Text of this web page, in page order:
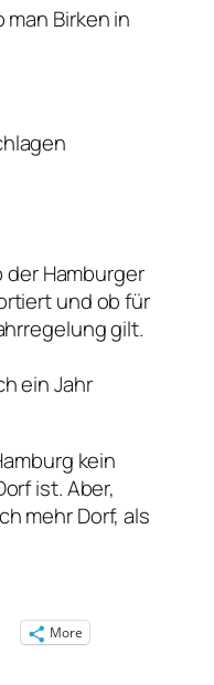
man Birken in
Hamburger
und ob für
gilt.
ein Jahr
kein
ist. Aber,
mehr Dorf, als
More